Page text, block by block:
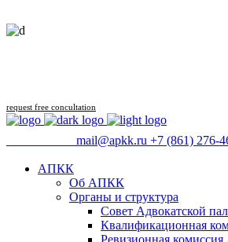
request free concultation
mail@apkk.ru +7 (861) 276-
АПКК
Об АПКК
Органы и структура
Совет Адвокатской
Квалификационная